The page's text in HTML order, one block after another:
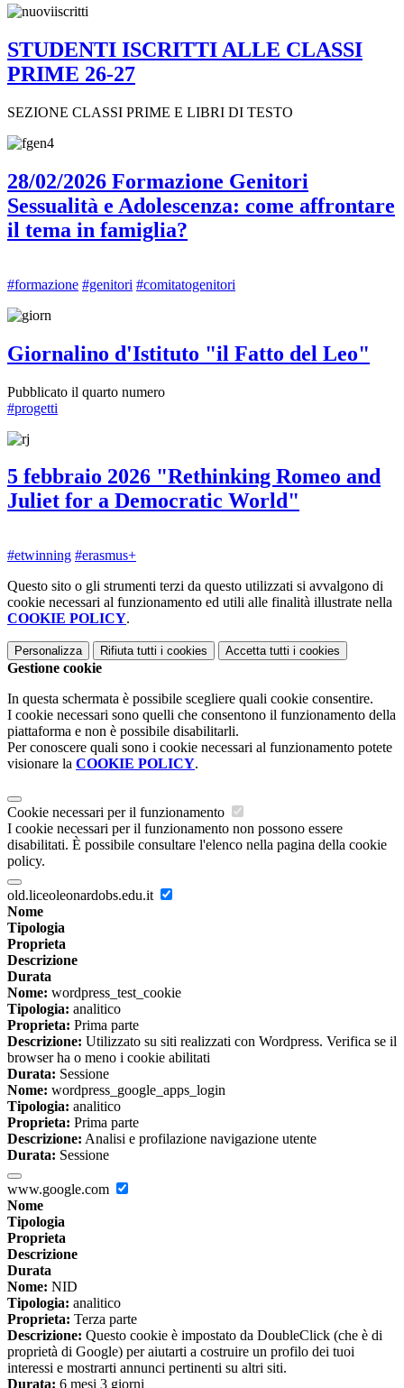
STUDENTI ISCRITTI ALLE CLASSI
PRIME 26-27
SEZIONE CLASSI PRIME E LIBRI DI TESTO
28/02/2026 Formazione Genitori
Sessualità e Adolescenza: come affrontare
il tema in famiglia?
#formazione #genitori #comitatogenitori
Giornalino d'Istituto "il Fatto del Leo"
Pubblicato il quarto numero
#progetti
5 febbraio 2026 "Rethinking Romeo and
Juliet for a Democratic World"
#etwinning #erasmus+
Questo sito o gli strumenti terzi da questo utilizzati si avvalgono di
cookie necessari al funzionamento ed utili alle finalità illustrate nella
COOKIE POLICY.
Personalizza Rifiuta tutti i cookies Accetta tutti i cookies
Gestione cookie
In questa schermata è possibile scegliere quali cookie consentire.
I cookie necessari sono quelli che consentono il funzionamento della
piattaforma e non è possibile disabilitarli.
Per conoscere quali sono i cookie necessari al funzionamento potete
visionare la COOKIE POLICY.
Cookie necessari per il funzionamento
I cookie necessari per il funzionamento non possono essere
disabilitati. È possibile consultare l'elenco nella pagina della cookie
policy.
old.liceoleonardobs.edu.it
Nome
Tipologia
Proprieta
Descrizione
Durata
Nome: wordpress_test_cookie
Tipologia: analitico
Proprieta: Prima parte
Descrizione: Utilizzato su siti realizzati con Wordpress. Verifica se il
browser ha o meno i cookie abilitati
Durata: Sessione
Nome: wordpress_google_apps_login
Tipologia: analitico
Proprieta: Prima parte
Descrizione: Analisi e profilazione navigazione utente
Durata: Sessione
www.google.com
Nome
Tipologia
Proprieta
Descrizione
Durata
Nome: NID
Tipologia: analitico
Proprieta: Terza parte
Descrizione: Questo cookie è impostato da DoubleClick (che è di
proprietà di Google) per aiutarti a costruire un profilo dei tuoi
interessi e mostrarti annunci pertinenti su altri siti.
Durata: 6 mesi 3 giorni